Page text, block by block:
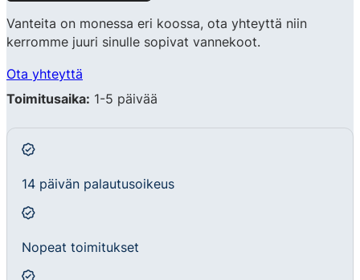
Vanteita on monessa eri koossa, ota yhteyttä niin
kerromme juuri sinulle sopivat vannekoot.
Ota yhteyttä
Toimitusaika: 1-5 päivää
14 päivän palautusoikeus
Nopeat toimitukset